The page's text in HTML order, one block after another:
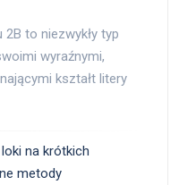
to niezwykły typ
wyraźnymi,
kształt litery
na krótkich
metody